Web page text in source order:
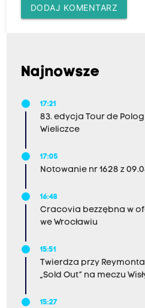
DODAJ KOMENTARZ
Najnowsze
17:21
83. edycja Tour de
Wieliczce
17:05
Notowanie nr 1628 z
16:48
Cracovia bezzębna w
we Wrocławiu
15:51
Twierdza przy
„Sold Out” na meczu
15:27